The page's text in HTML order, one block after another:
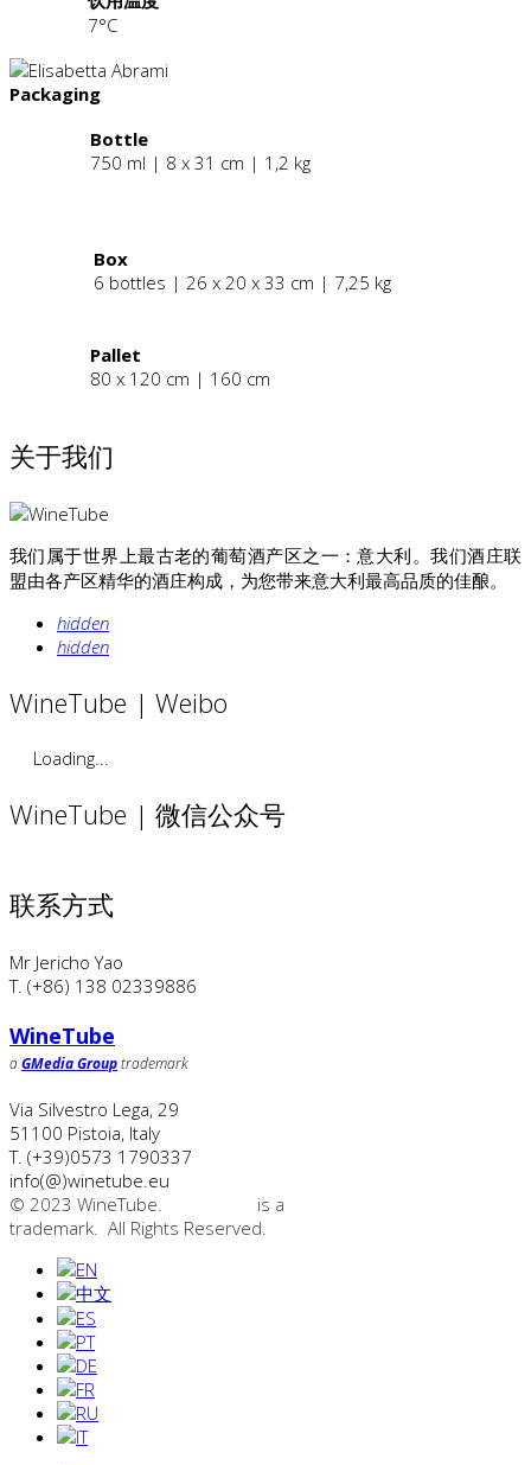
7°C
Packaging
Bottle
750 ml | 8 x 31 cm | 1,2 kg
Box
6 bottles | 26 x 20 x 33 cm | 7,25 kg
Pallet
80 x 120 cm | 160 cm
关于我们
我们属于世界上最古老的葡萄酒产区之一：意大利。我们酒庄联
盟由各产区精华的酒庄构成，为您带来意大利最高品质的佳酿。
hidden
hidden
WineTube | Weibo
Loading...
WineTube | 微信公众号
联系方式
Mr Jericho Yao
T. (+86) 138 02339886
WineTube
aGMedia Grouptrademark
Via Silvestro Lega, 29
51100 Pistoia, Italy
T. (+39)0573 1790337
info(@)winetube.eu
© 2023 WineTube.
is a
trademark. All Rights Reserved.